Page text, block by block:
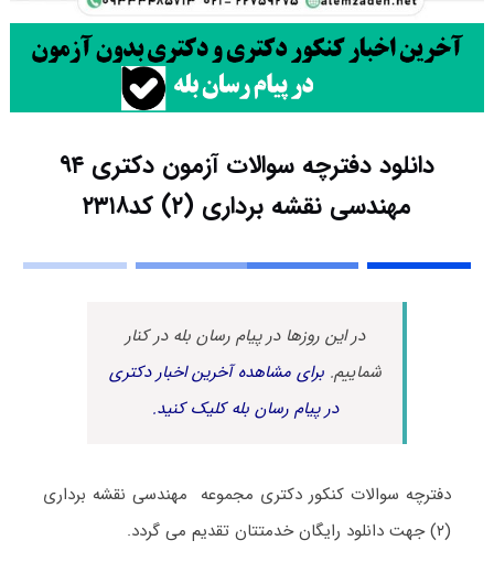
دانلود دفترچه سوالات آزمون دکتری ۹۴
مهندسی نقشه برداری (۲) کد۲۳۱۸
در این روزها در پیام رسان بله در کنار
شماییم.برای مشاهده آخرین اخبار دکتری
در پیام رسان بله کلیک کنید.
دفترچه سوالات کنکور دکتری مجموعه مهندسی نقشه برداری
(۲) جهت دانلود رایگان خدمتتان تقدیم می گردد.